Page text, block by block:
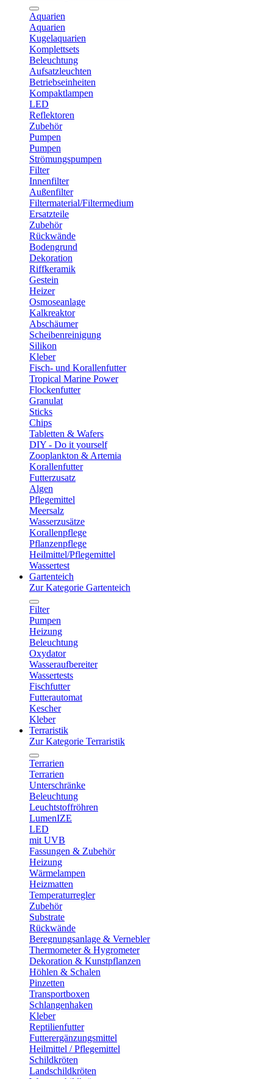
Aquarien
Aquarien
Kugelaquarien
Komplettsets
Beleuchtung
Aufsatzleuchten
Betriebseinheiten
Kompaktlampen
LED
Reflektoren
Zubehör
Pumpen
Pumpen
Strömungspumpen
Filter
Innenfilter
Außenfilter
Filtermaterial/Filtermedium
Ersatzteile
Zubehör
Rückwände
Bodengrund
Dekoration
Riffkeramik
Gestein
Heizer
Osmoseanlage
Kalkreaktor
Abschäumer
Scheibenreinigung
Silikon
Kleber
Fisch- und Korallenfutter
Tropical Marine Power
Flockenfutter
Granulat
Sticks
Chips
Tabletten & Wafers
DIY - Do it yourself
Zooplankton & Artemia
Korallenfutter
Futterzusatz
Algen
Pflegemittel
Meersalz
Wasserzusätze
Korallenpflege
Pflanzenpflege
Heilmittel/Pflegemittel
Wassertest
Gartenteich
Zur Kategorie Gartenteich
Filter
Pumpen
Heizung
Beleuchtung
Oxydator
Wasseraufbereiter
Wassertests
Fischfutter
Futterautomat
Kescher
Kleber
Terraristik
Zur Kategorie Terraristik
Terrarien
Terrarien
Unterschränke
Beleuchtung
Leuchtstoffröhren
LumenIZE
LED
mit UVB
Fassungen & Zubehör
Heizung
Wärmelampen
Heizmatten
Temperaturregler
Zubehör
Substrate
Rückwände
Beregnungsanlage & Vernebler
Thermometer & Hygrometer
Dekoration & Kunstpflanzen
Höhlen & Schalen
Pinzetten
Transportboxen
Schlangenhaken
Kleber
Reptilienfutter
Futterergänzungsmittel
Heilmittel / Pflegemittel
Schildkröten
Landschildkröten